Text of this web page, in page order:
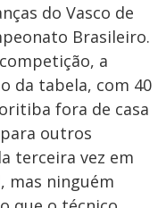
do Vasco de
Brasileiro.
a
da tabela, com 40
fora de casa
outros
terceira vez em
mas ninguém